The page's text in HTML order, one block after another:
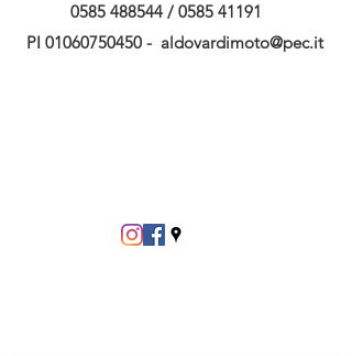
0585 488544 / 0585 41191
PI 01060750450 - aldovardimoto@pec.it